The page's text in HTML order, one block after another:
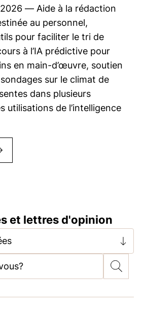
— Aide à la rédaction
au personnel,
pour faciliter le tri de
à l’IA prédictive pour
en main-d’œuvre, soutien
sur le climat de
dans plusieurs
utilisations de l’intelligence
et lettres d'opinion